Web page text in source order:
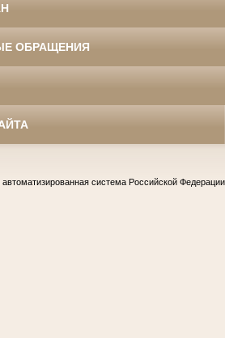
ОБРАЩЕНИЯ
автоматизированная система Российской